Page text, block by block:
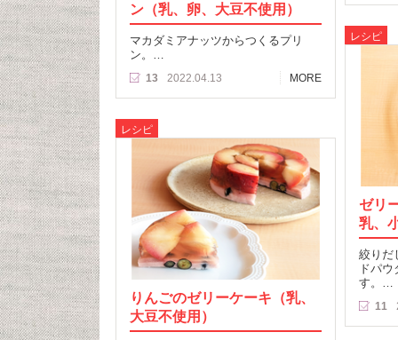
ン（乳、卵、大豆不使用）
マカダミアナッツからつくるプリ
ン。…
13 2022.04.13 MORE
レシピ
ゼリ
乳、
絞りだ
ドパ
す。…
11
レシピ
りんごのゼリーケーキ（乳、
大豆不使用）